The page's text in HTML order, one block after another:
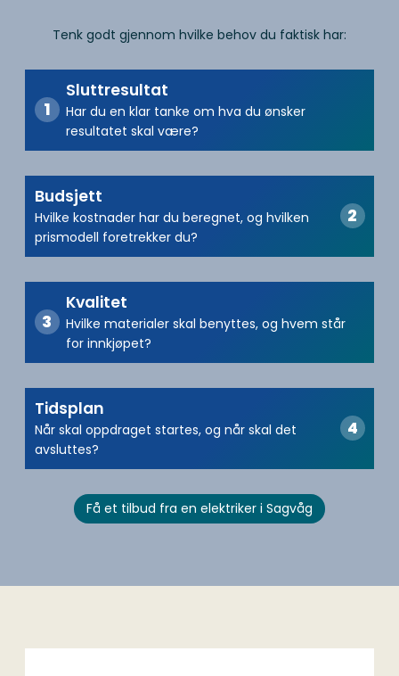
Tenk godt gjennom hvilke behov du faktisk har:
Sluttresultat
Har du en klar tanke om hva du ønsker
resultatet skal være?
Budsjett
Hvilke kostnader har du beregnet, og hvilken
prismodell foretrekker du?
Kvalitet
Hvilke materialer skal benyttes, og hvem står
for innkjøpet?
Tidsplan
Når skal oppdraget startes, og når skal det
avsluttes?
Få et tilbud fra en elektriker i Sagvåg